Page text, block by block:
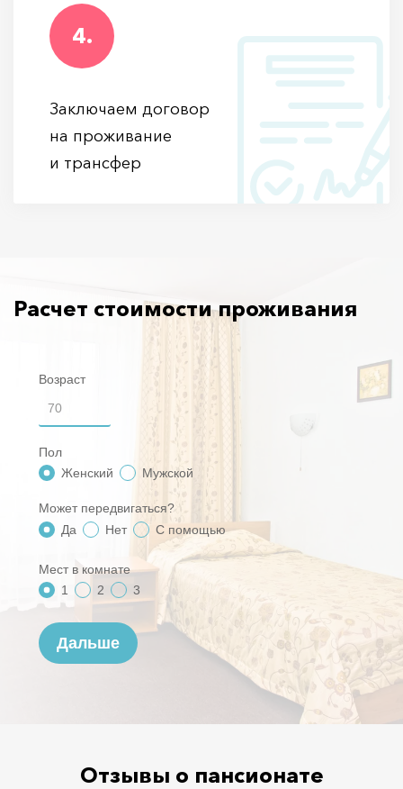
4.
Заключаем договор
на проживание
и трансфер
Расчет стоимости проживания
Отзывы о пансионате